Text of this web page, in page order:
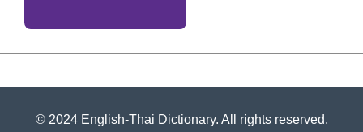
© 2024 English-Thai Dictionary. All rights reserved.